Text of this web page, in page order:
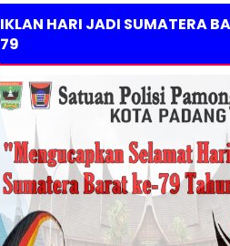
IKLAN HARI JADI SUMATERA
79